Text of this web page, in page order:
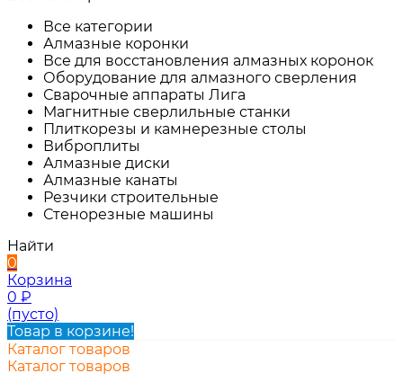
Все категории
Алмазные коронки
Все для восстановления алмазных коронок
Оборудование для алмазного сверления
Сварочные аппараты Лига
Магнитные сверлильные станки
Плиткорезы и камнерезные столы
Виброплиты
Алмазные диски
Алмазные канаты
Резчики строительные
Стенорезные машины
Найти
0
Корзина
0 ₽
(пусто)
Товар в корзине!
Каталог товаров
Каталог товаров